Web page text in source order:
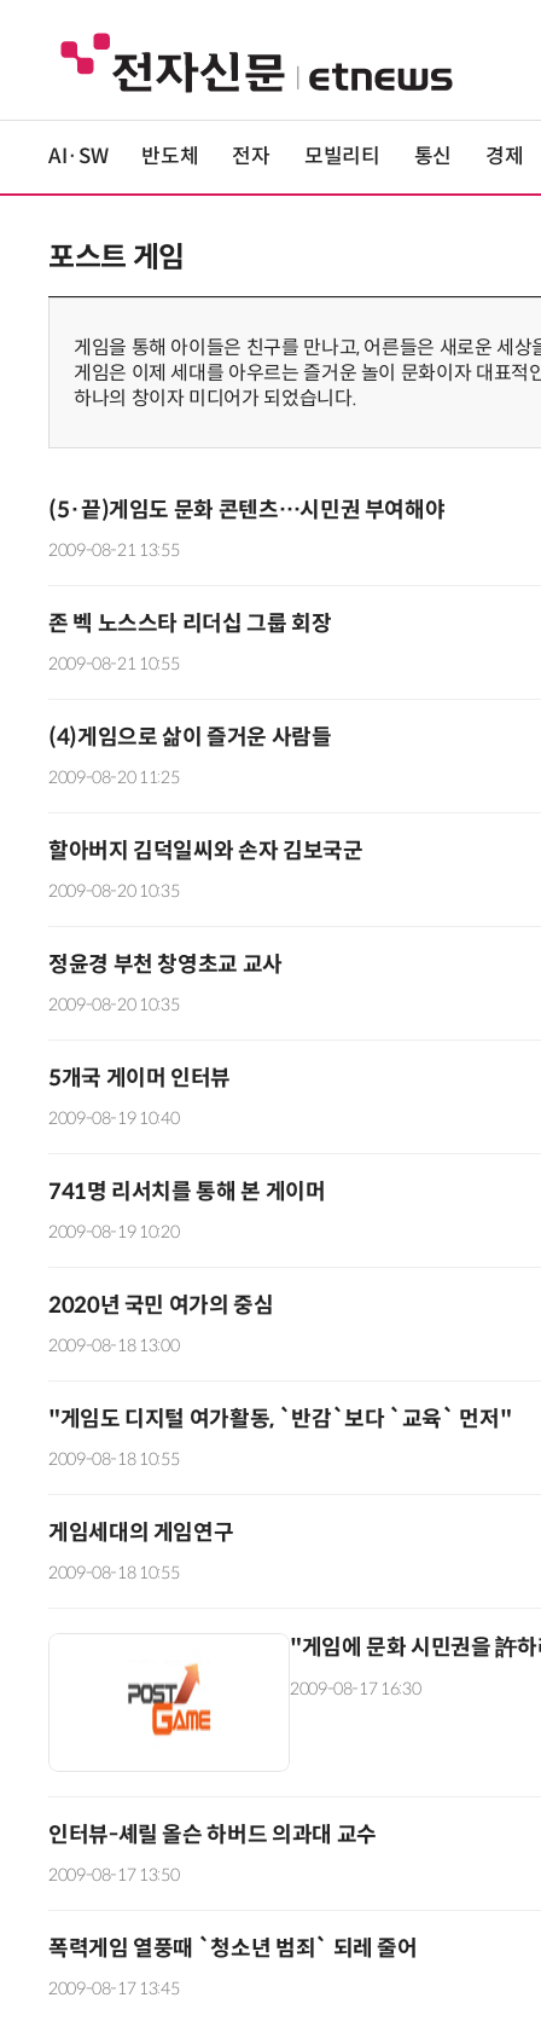
AI·SW 반도체 전자 모빌리티 통신 경제
포스트 게임
게임을 통해 아이들은 친구를 만나고, 어른들은 새로운 세상
게임은 이제 세대를 아우르는 즐거운 놀이 문화이자 대표
하나의 창이자 미디어가 되었습니다.
(5·끝)게임도 문화 콘텐츠…시민권 부여해야
2009-08-21 13:55
존 벡 노스스타 리더십 그룹 회장
2009-08-21 10:55
(4)게임으로 삶이 즐거운 사람들
2009-08-20 11:25
할아버지 김덕일씨와 손자 김보국군
2009-08-20 10:35
정윤경 부천 창영초교 교사
2009-08-20 10:35
5개국 게이머 인터뷰
2009-08-19 10:40
741명 리서치를 통해 본 게이머
2009-08-19 10:20
2020년 국민 여가의 중심
2009-08-18 13:00
"게임도 디지털 여가활동, `반감`보다 `교육` 먼저"
2009-08-18 10:55
게임세대의 게임연구
2009-08-18 10:55
"게임에 문화 시민권을 許
2009-08-17 16:30
인터뷰-셰릴 올슨 하버드 의과대 교수
2009-08-17 13:50
폭력게임 열풍때 `청소년 범죄` 되레 줄어
2009-08-17 13:45